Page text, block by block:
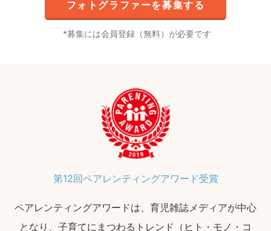
フォトグラファーを募集する
募集には会員登録（無料）が必要です
第12回ペアレンティングアワード受賞
ペアレンティングアワードは、育児雑誌メディアが中心
となり、子育てにまつわるトレンド（ヒト・モノ・コ